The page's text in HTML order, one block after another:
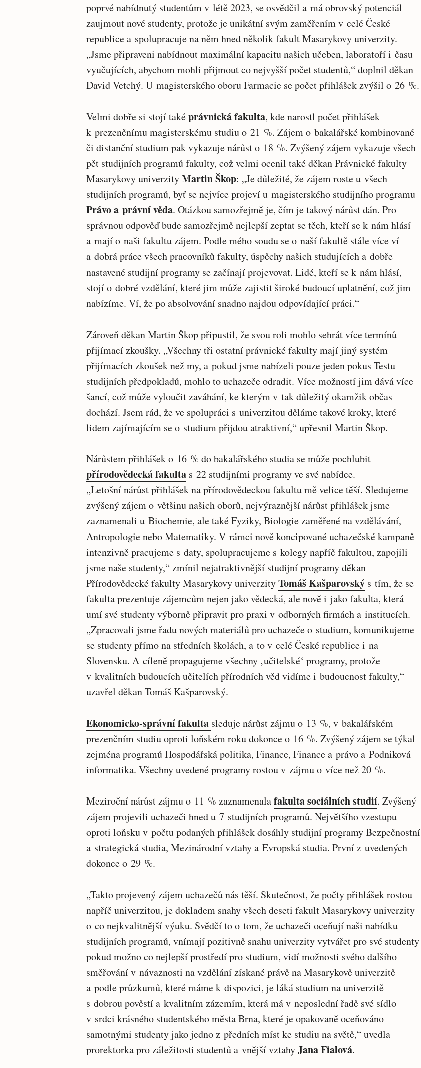
poprvé nabídnutý studentům v létě 2023, se osvědčil a má obrovský potenciál
zaujmout nové studenty, protože je unikátní svým zaměřením v celé České
republice a spolupracuje na něm hned několik fakult Masarykovy univerzity.
„Jsme připraveni nabídnout maximální kapacitu našich učeben, laboratoří i času
vyučujících, abychom mohli přijmout co nejvyšší počet studentů,“ doplnil děkan
David Vetchý. U magisterského oboru Farmacie se počet přihlášek zvýšil o 26 %.
Velmi dobře si stojí taképrávnická fakulta, kde narostl počet přihlášek
k prezenčnímu magisterskému studiu o 21 %. Zájem o bakalářské kombinované
či distanční studium pak vykazuje nárůst o 18 %. Zvýšený zájem vykazuje všech
pět studijních programů fakulty, což velmi ocenil také děkan Právnické fakulty
Masarykovy univerzityMartin Škop: „Je důležité, že zájem roste u všech
studijních programů, byť se nejvíce projeví u magisterského studijního programu
Právo a právní věda. Otázkou samozřejmě je, čím je takový nárůst dán. Pro
správnou odpověď bude samozřejmě nejlepší zeptat se těch, kteří se k nám hlásí
a mají o naši fakultu zájem. Podle mého soudu se o naší fakultě stále více ví
a dobrá práce všech pracovníků fakulty, úspěchy našich studujících a dobře
nastavené studijní programy se začínají projevovat. Lidé, kteří se k nám hlásí,
stojí o dobré vzdělání, které jim může zajistit široké budoucí uplatnění, což jim
nabízíme. Ví, že po absolvování snadno najdou odpovídající práci.“
Zároveň děkan Martin Škop připustil, že svou roli mohlo sehrát více termínů
přijímací zkoušky. „Všechny tři ostatní právnické fakulty mají jiný systém
přijímacích zkoušek než my, a pokud jsme nabízeli pouze jeden pokus Testu
studijních předpokladů, mohlo to uchazeče odradit. Více možností jim dává více
šancí, což může vyloučit zaváhání, ke kterým v tak důležitý okamžik občas
dochází. Jsem rád, že ve spolupráci s univerzitou děláme takové kroky, které
lidem zajímajícím se o studium přijdou atraktivní,“ upřesnil Martin Škop.
Nárůstem přihlášek o 16 % do bakalářského studia se může pochlubit
přírodovědecká fakulta s 22 studijními programy ve své nabídce.
„Letošní nárůst přihlášek na přírodovědeckou fakultu mě velice těší. Sledujeme
zvýšený zájem o většinu našich oborů, nejvýraznější nárůst přihlášek jsme
zaznamenali u Biochemie, ale také Fyziky, Biologie zaměřené na vzdělávání,
Antropologie nebo Matematiky. V rámci nově koncipované uchazečské kampaně
intenzivně pracujeme s daty, spolupracujeme s kolegy napříč fakultou, zapojili
jsme naše studenty,“ zmínil nejatraktivnější studijní programy děkan
Přírodovědecké fakulty Masarykovy univerzityTomáš Kašparovský s tím, že se
fakulta prezentuje zájemcům nejen jako vědecká, ale nově i jako fakulta, která
umí své studenty výborně připravit pro praxi v odborných firmách a institucích.
„Zpracovali jsme řadu nových materiálů pro uchazeče o studium, komunikujeme
se studenty přímo na středních školách, a to v celé České republice i na
Slovensku. A cíleně propagujeme všechny ‚učitelské‘ programy, protože
v kvalitních budoucích učitelích přírodních věd vidíme i budoucnost fakulty,“
uzavřel děkan Tomáš Kašparovský.
Ekonomicko-správní fakulta sleduje nárůst zájmu o 13 %, v bakalářském
prezenčním studiu oproti loňském roku dokonce o 16 %. Zvýšený zájem se týkal
zejména programů Hospodářská politika, Finance, Finance a právo a Podniková
informatika. Všechny uvedené programy rostou v zájmu o více než 20 %.
Meziroční nárůst zájmu o 11 % zaznamenalafakulta sociálních studií. Zvýšený
zájem projevili uchazeči hned u 7 studijních programů. Největšího vzestupu
oproti loňsku v počtu podaných přihlášek dosáhly studijní programy Bezpečnostní
a strategická studia, Mezinárodní vztahy a Evropská studia. První z uvedených
dokonce o 29 %.
„Takto projevený zájem uchazečů nás těší. Skutečnost, že počty přihlášek rostou
napříč univerzitou, je dokladem snahy všech deseti fakult Masarykovy univerzity
o co nejkvalitnější výuku. Svědčí to o tom, že uchazeči oceňují naši nabídku
studijních programů, vnímají pozitivně snahu univerzity vytvářet pro své studenty
pokud možno co nejlepší prostředí pro studium, vidí možnosti svého dalšího
směřování v návaznosti na vzdělání získané právě na Masarykově univerzitě
a podle průzkumů, které máme k dispozici, je láká studium na univerzitě
s dobrou pověstí a kvalitním zázemím, která má v neposlední řadě své sídlo
v srdci krásného studentského města Brna, které je opakovaně oceňováno
samotnými studenty jako jedno z předních míst ke studiu na světě,“ uvedla
prorektorka pro záležitosti studentů a vnější vztahyJana Fialová.